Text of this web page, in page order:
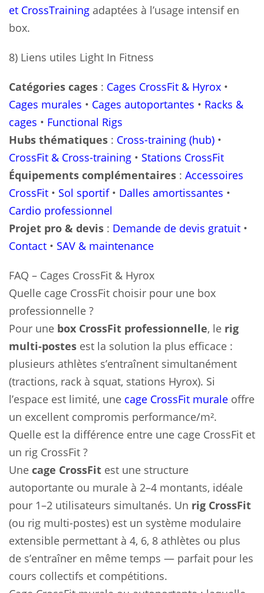
et CrossTraining adaptées à l’usage intensif en
box.
8) Liens utiles Light In Fitness
Catégories cages : Cages CrossFit & Hyrox •
Cages murales • Cages autoportantes • Racks &
cages • Functional Rigs
Hubs thématiques : Cross-training (hub) •
CrossFit & Cross-training • Stations CrossFit
Équipements complémentaires : Accessoires
CrossFit • Sol sportif• Dalles amortissantes •
Cardio professionnel
Projet pro & devis : Demande de devis gratuit •
Contact • SAV & maintenance
FAQ – Cages CrossFit & Hyrox
Quelle cage CrossFit choisir pour une box
professionnelle ?
Pour une box CrossFit professionnelle, le rig
multi-postes est la solution la plus efficace :
plusieurs athlètes s’entraînent simultanément
(tractions, rack à squat, stations Hyrox). Si
l’espace est limité, une cage CrossFit murale offre
un excellent compromis performance/m².
Quelle est la différence entre une cage CrossFit et
un rig CrossFit ?
Une cage CrossFit est une structure
autoportante ou murale à 2–4 montants, idéale
pour 1–2 utilisateurs simultanés. Un rig CrossFit
(ou rig multi-postes) est un système modulaire
extensible permettant à 4, 6, 8 athlètes ou plus
de s’entraîner en même temps — parfait pour les
cours collectifs et compétitions.